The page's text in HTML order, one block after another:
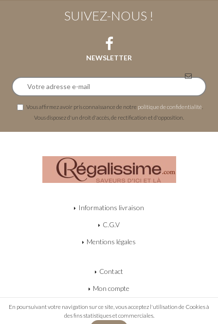
SUIVEZ-NOUS !
NEWSLETTER
Vous affirmez avoir pris connaissance de notre politique de confidentialité
Vous disposez d'un droit d'accès, de rectification et d'opposition.
Informations livraison
C.G.V
Mentions légales
Contact
Mon compte
Mon panier
En poursuivant votre navigation sur ce site, vous acceptez l'utilisation de Cookies à
des fins statistiques et commerciales.